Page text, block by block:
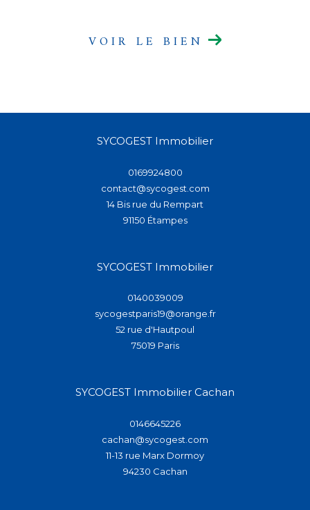
VOIR LE BIEN
SYCOGEST Immobilier
0169924800
contact@sycogest.com
14 Bis rue du Rempart
91150
étampes
SYCOGEST Immobilier
0140039009
sycogestparis19@orange.fr
52 rue d'Hautpoul
75019
paris
SYCOGEST Immobilier Cachan
0146645226
cachan@sycogest.com
11-13 rue Marx Dormoy
94230
cachan